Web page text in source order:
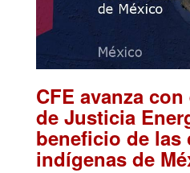
CFE avanza
de Justicia
beneficio de las
indígenas de